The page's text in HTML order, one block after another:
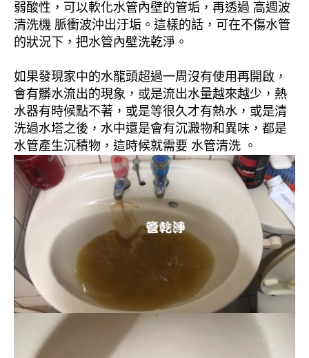
弱酸性，可以軟化水管內壁的管垢，再透過 高週波
清洗機 脈衝波沖出汙垢。這樣的話，可在不傷水管
的狀況下，把水管內壁洗乾淨。
如果發現家中的水龍頭超過一周沒有使用再開啟，
會有髒水流出的現象，或是流出水量越來越少，熱
水器有時候點不著，或是等很久才有熱水，或是清
洗過水塔之後，水中還是會有沉澱物和異味，都是
水管產生沉積物，這時候就需要 水管清洗 。